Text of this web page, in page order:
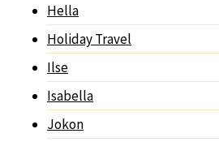
Hella
Holiday Travel
Ilse
Isabella
Jokon